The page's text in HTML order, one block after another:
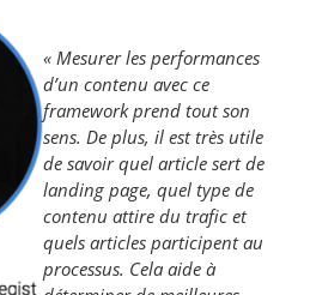
« Mesurer les performances
d’un contenu avec ce
framework prend tout son
sens. De plus, il est très utile
de savoir quel article sert de
landing page, quel type de
contenu attire du trafic et
quels articles participent au
processus. Cela aide à